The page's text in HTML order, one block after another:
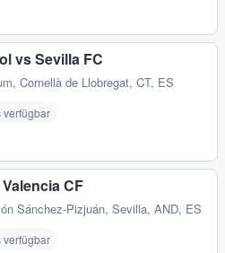
vs Sevilla FC
, Cornellà de Llobregat, CT, ES
verfügbar
CF
Sánchez-Pizjuán, Sevilla, AND, ES
verfügbar